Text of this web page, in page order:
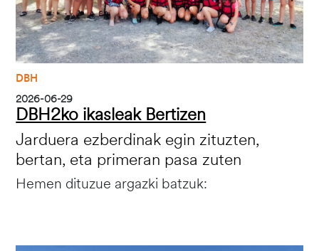
DBH
2026-06-29
DBH2ko ikasleak Bertizen
Jarduera ezberdinak egin zituzten,
bertan, eta primeran pasa zuten
Hemen dituzue argazki batzuk: